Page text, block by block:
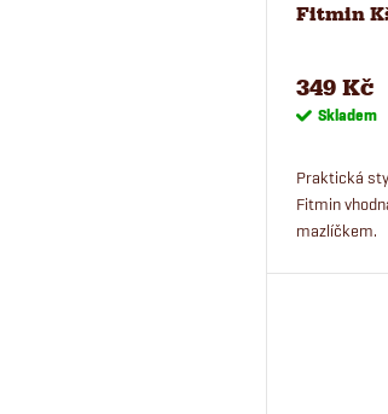
Fitmin
349 Kč
Skladem
Praktická
Fitmin
mazlíčkem.